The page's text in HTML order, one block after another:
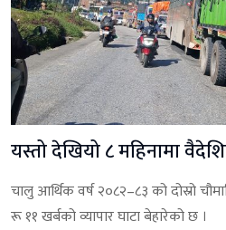
यस्तो देखियो ८ महिनामा
चालु आर्थिक वर्ष २०८२–८३ को दोस्रो
रू ११ खर्बको व्यापार घाटा बेहारेको छ ।